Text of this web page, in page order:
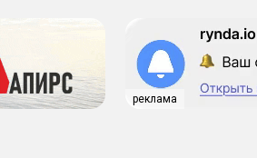
реклама